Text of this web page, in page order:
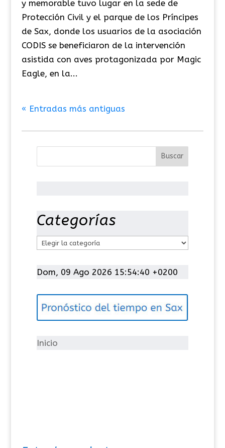
y memorable tuvo lugar en la sede de
Protección Civil y el parque de los Príncipes
de Sax, donde los usuarios de la asociación
CODIS se beneficiaron de la intervención
asistida con aves protagonizada por Magic
Eagle, en la...
« Entradas más antiguas
Categorías
t
g
í
Dom, 09 Ago 2026 15:54:40 +0200
Inicio